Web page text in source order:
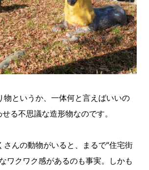
物というか、一体何と言えばいいの
る不思議な造形物なのです。
さんの動物がいると、まるで“住宅街
ワクワク感があるのも事実。しかも